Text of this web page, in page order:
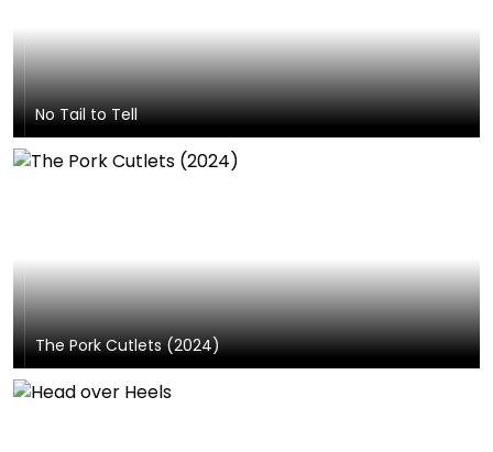
No Tail to Tell
The Pork Cutlets (2024)